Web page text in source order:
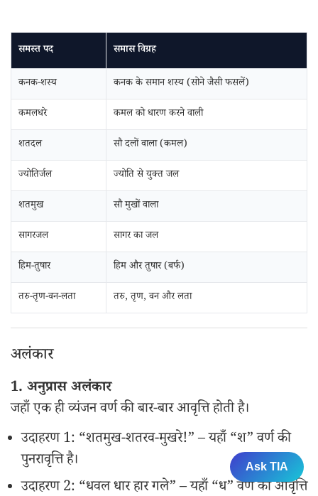
समस्त पद समास विग्रह
कनक-शस्य
कनक के समान शस्य (सोने जैसी फसलें)
कमलधरे
कमल को धारण करने वाली
शतदल
सौ दलों वाला (कमल)
ज्योतिर्जल
ज्योति से युक्त जल
शतमुख
सौ मुखों वाला
सागरजल
सागर का जल
हिम-तुषार
हिम और तुषार (बर्फ)
तरु-तृण-वन-लता
तरु, तृण, वन और लता
अलंकार
1. अनुप्रास अलंकार
जहाँ एक ही व्यंजन वर्ण की बार-बार आवृत्ति होती है।
उदाहरण 1: “शतमुख-शतरव-मुखरे!” – यहाँ “श” वर्ण की
पुनरावृत्ति है।
उदाहरण 2: “धवल धार हार गले” – यहाँ “ध” वर्ण की आवृत्ति
Ask TIA